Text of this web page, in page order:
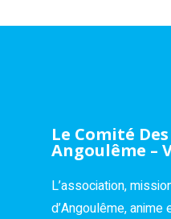
Le Comité
Angoulême –
L’association,
d’Angoulême,